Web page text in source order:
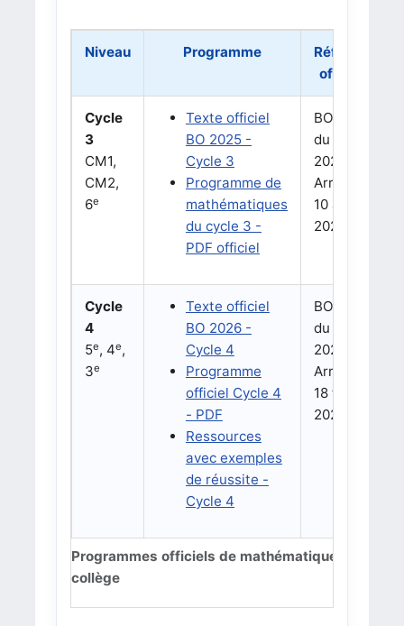
Programmes officiels de mathématiques au
collège
Niveau Programme
Référence
officielle
Cycle
3
CM1,
CM2,
6e
Texte officiel
BO 2025 -
Cycle 3
Programme de
mathématiques
du cycle 3 -
PDF officiel
BO n°16
du 17 avril
2025
Arrêté du
10 avril
2025
Cycle
4
5e, 4e,
3e
Texte officiel
BO 2026 -
Cycle 4
Programme
officiel Cycle 4
- PDF
Ressources
avec exemples
de réussite -
Cycle 4
BO n°10
du 5 mars
2026
Arrêté du
18 février
2026